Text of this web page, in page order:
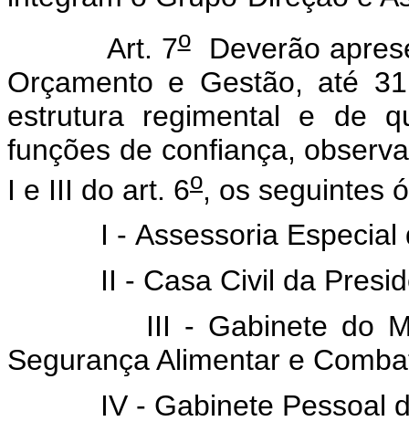
Art. 7oDeverão
Orçamento e Gestão, até
estrutura regimental e de
funções de confiança,
I e III do art. 6o, os seguintes
I - Assessoria Especial
II - Casa Civil da
III - Gabinete do
Segurança Alimentar e
IV - Gabinete Pessoal